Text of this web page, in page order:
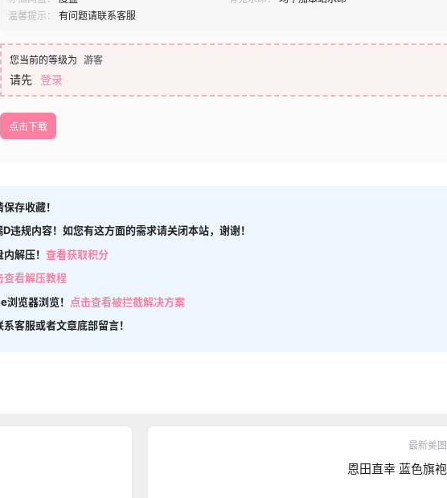
温馨提示：
有问题请联系客服
您当前的等级为 游客
请先 登录
点击下载
存收藏！
违规内容！如您有这方面的需求请关闭本站，谢谢！
解压！ 查看获取积分
查看解压教程
览器浏览！
点击查看被拦截解决方案
客服或者文章底部留言！
最新美图
恩田直幸 蓝色旗袍